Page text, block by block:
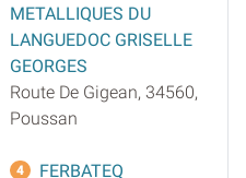
METALLIQUES DU
LANGUEDOC GRISELLE
GEORGES
Route De Gigean, 34560,
Poussan
4
FERBATEQ